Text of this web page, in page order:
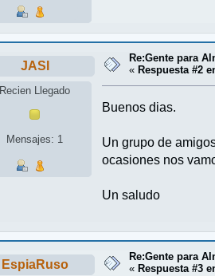
JASI
Recien Llegado
Mensajes: 1
Re:Gente para
« Respuesta #2
Buenos dias.
Un grupo de
ocasiones nos
Un saludo
EspiaRuso
Re:Gente para
« Respuesta #3